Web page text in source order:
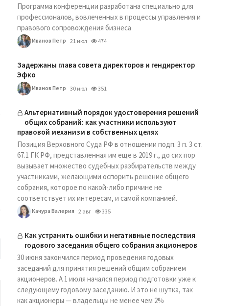
Программа конференции разработана специально для
профессионалов, вовлеченных в процессы управления и
правового сопровождения бизнеса
Иванов Петр 21 июл 474
Задержаны глава совета директоров и гендиректор
Эфко
Иванов Петр 30 июл 351
Альтернативный порядок удостоверения решений
общих собраний: как участники используют
правовой механизм в собственных целях
Позиция Верховного Суда РФ в отношении подп. 3 п. 3 ст.
67.1 ГК РФ, представленная им еще в 2019 г., до сих пор
вызывает множество судебных разбирательств между
участниками, желающими оспорить решение общего
собрания, которое по какой-либо причине не
соответствует их интересам, и самой компанией.
Качура Валерия 2 авг 335
Как устранить ошибки и негативные последствия
годового заседания общего собрания акционеров
30 июня закончился период проведения годовых
заседаний для принятия решений общим собранием
акционеров. А 1 июля начался период подготовки уже к
следующему годовому заседанию. И это не шутка, так
как акционеры — владельцы не менее чем 2%